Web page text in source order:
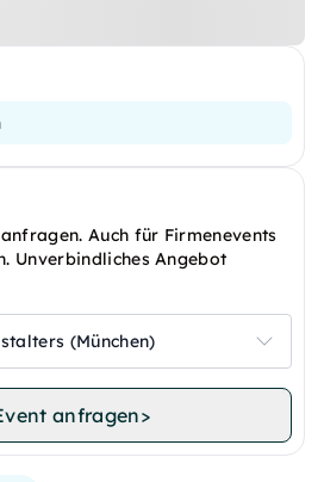
Auch für Firmenevents
Unverbindliches Angebot
(München)
anfragen>